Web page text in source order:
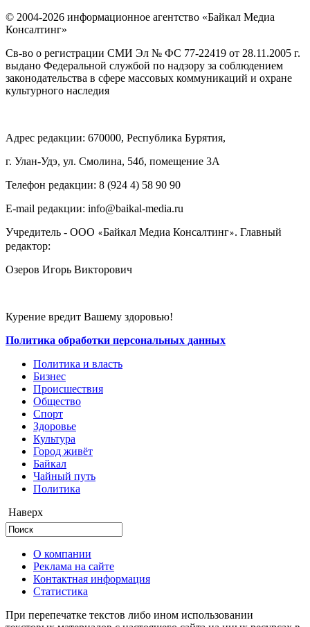
© 2004-2026 информационное агентство «Байкал Медиа
Консалтинг»
Св-во о регистрации СМИ Эл № ФС 77-22419 от 28.11.2005 г.
выдано Федеральной службой по надзору за соблюдением
законодательства в сфере массовых коммуникаций и охране
культурного наследия
Адрес редакции: 670000, Республика Бурятия,
г. Улан-Удэ, ул. Смолина, 54б, помещение 3А
Телефон редакции: ‎‎8 (924 4) 58 90 90
E-mail редакции: info@baikal-media.ru
Учредитель - ООО «Байкал Медиа Консалтинг». Главный
редактор:
Озеров Игорь Викторович
Курение вредит Вашему здоровью!
Политика обработки персональных данных
Политика и власть
Бизнес
Происшествия
Общество
Cпорт
Здоровье
Культура
Город живёт
Байкал
Чайный путь
Политика
Наверх
О компании
Реклама на сайте
Контактная информация
Статистика
При перепечатке текстов либо ином использовании